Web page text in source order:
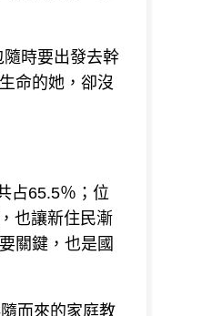
時要出發去幹
命的她，卻沒
占65.5％；位
也讓新住民漸
關鍵，也是國
而來的家庭教